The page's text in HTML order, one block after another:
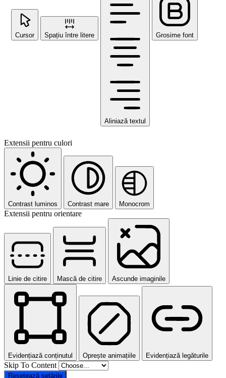
Cursor Spațiu între litere
Aliniază textul
Grosime font
Extensii pentru culori
Contrast luminos Contrast mare Monocrom
Extensii pentru orientare
Linie de citire Mască de citire Ascunde imaginile
Evidențiază conținutul Oprește animațiile Evidențiază legăturile
Skip To Content
Resetează setările